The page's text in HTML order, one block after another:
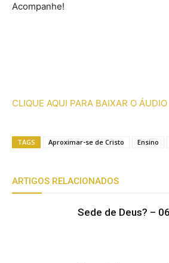
Acompanhe!
CLIQUE AQUI PARA BAIXAR O ÁUDIO
TAGS Aproximar-se de Cristo Ensino
ARTIGOS RELACIONADOS
Sede de Deus? –